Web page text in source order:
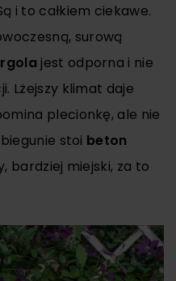
i to całkiem ciekawe.
surową
jest odporna i nie
Lżejszy klimat daje
plecionkę, ale nie
stoi beton
bardziej miejski, za to